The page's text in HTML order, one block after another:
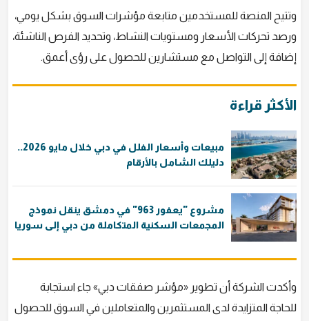
وتتيح المنصة للمستخدمين متابعة مؤشرات السوق بشكل يومي،
ورصد تحركات الأسعار ومستويات النشاط، وتحديد الفرص الناشئة،
إضافة إلى التواصل مع مستشارين للحصول على رؤى أعمق.
الأكثر قراءة
مبيعات وأسعار الفلل في دبي خلال مايو 2026..
دليلك الشامل بالأرقام
مشروع "يعفور 963" في دمشق ينقل نموذج
المجمعات السكنية المتكاملة من دبي إلى سوريا
وأكدت الشركة أن تطوير «مؤشر صفقات دبي» جاء استجابة
للحاجة المتزايدة لدى المستثمرين والمتعاملين في السوق للحصول